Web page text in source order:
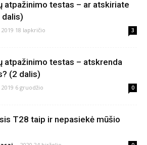
atpažinimo testas – ar atskiriate
dalis)
2019 18 lapkričio 3
atpažinimo testas – atskrenda
(2 dalis)
2019 6 gruodžio 0
T28 taip ir nepasiekė mūšio